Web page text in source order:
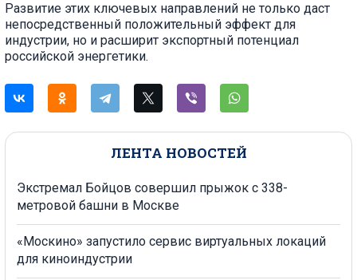
ЛЕНТА НОВОСТЕЙ
Экстремал Бойцов совершил прыжок с 338-
метровой башни в Москве
«Москино» запустило сервис виртуальных локаций
для киноиндустрии
Развитие этих ключевых направлений не только даст
непосредственный положительный эффект для
индустрии, но и расширит экспортный потенциал
российской энергетики.